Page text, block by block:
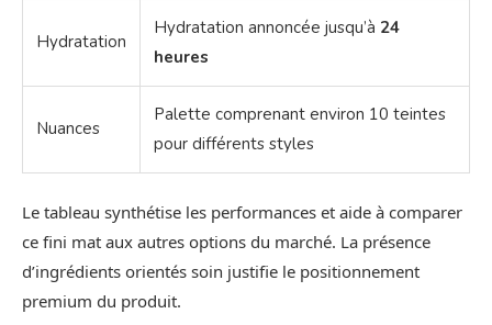
Hydratation
Hydratation annoncée jusqu’à 24
heures
Nuances
Palette comprenant environ 10 teintes
pour différents styles
Le tableau synthétise les performances et aide à comparer
ce fini mat aux autres options du marché. La présence
d’ingrédients orientés soin justifie le positionnement
premium du produit.